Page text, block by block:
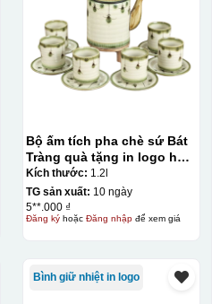
Bộ ấm tích pha chè sứ Bát
Tràng quà tặng in logo họa
tiết hoa rơi 1.2L KQ-
TNAC12
Kích thước: 1.2l
TG sản xuất: 10 ngày
5**.000 ₫
Đăng kýhoặc Đăng nhậpđể xem giá
Bình giữ nhiệt in logo